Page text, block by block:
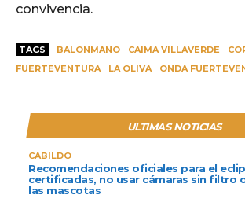
convivencia.
TAGS BALONMANO CAIMA VILLAVERDE
FUERTEVENTURA
LA OLIVA ONDA
ULTIMAS NOTICIAS
CABILDO
Recomendaciones oficiales para el
certificadas, no usar cámaras sin filtro
las mascotas